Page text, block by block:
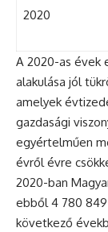
2020
A 2020-as évek
alakulása jól
amelyek
gazdasági
egyértelműen
évről évre
2020-ban
ebből 4 780
következő